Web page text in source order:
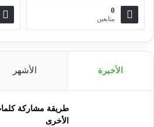
0
متابعين
الأخيرة الأشهر
طريقة مشاركة
الأخرى